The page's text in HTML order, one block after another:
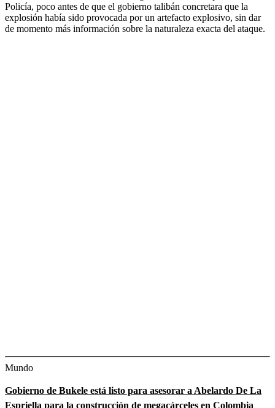
Policía, poco antes de que el gobierno talibán concretara que la
explosión había sido provocada por un artefacto explosivo, sin dar
de momento más información sobre la naturaleza exacta del ataque.
Mundo
Gobierno de Bukele está listo para asesorar a Abelardo De La
Espriella para la construcción de megacárceles en Colombia